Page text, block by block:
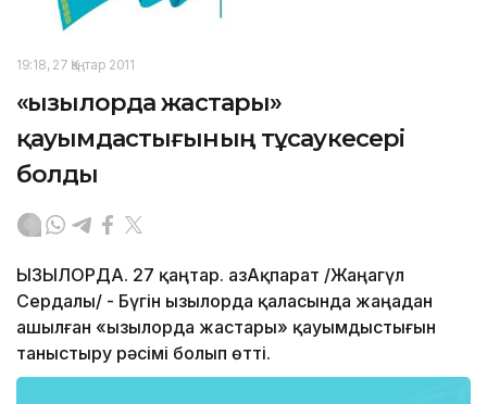
19:18, 27 Қаңтар 2011
«Қызылорда жастары»
қауымдастығының тұсаукесері
болды
ҚЫЗЫЛОРДА. 27 қаңтар. ҚазАқпарат /Жаңагүл
Сердалы/ - Бүгін Қызылорда қаласында жаңадан
ашылған «Қызылорда жастары» қауымдыстығын
таныстыру рәсімі болып өтті.